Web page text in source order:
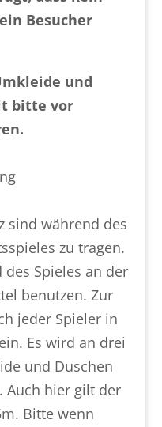
Besucher
und
bitte vor
sind während des
zu tragen.
Spieles an der
benutzen. Zur
jeder Spieler in
Es wird an drei
und Duschen
Auch hier gilt der
Bitte wenn